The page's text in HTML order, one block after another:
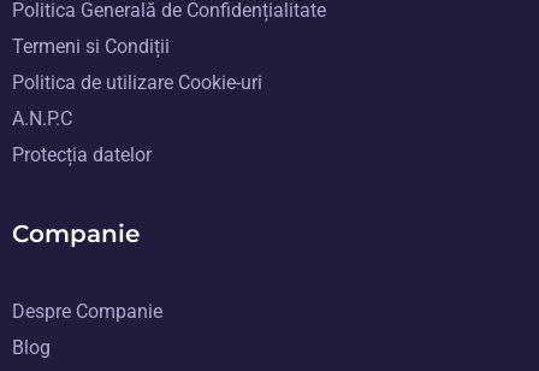
Politica Generală de Confidențialitate
Termeni si Condiții
Politica de utilizare Cookie-uri
A.N.P.C
Protecția datelor
Companie
Despre Companie
Blog